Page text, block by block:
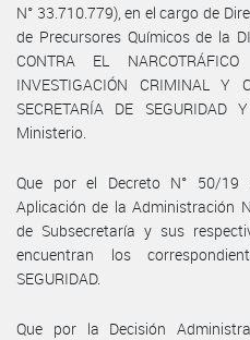
N° 33.710.779), en el cargo de
de Precursores Químicos de la
CONTRA EL
INVESTIGACIÓN CRIMINAL Y
SECRETARÍA DE
Ministerio.
Que por el Decreto N° 50/19
Aplicación de la Administración
de Subsecretaría y sus
encuentran los
SEGURIDAD.
Que por la Decisión